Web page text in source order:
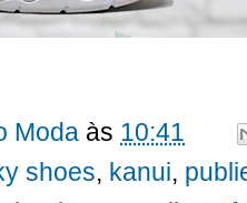
Moda às 10:41
shoes, kanui,